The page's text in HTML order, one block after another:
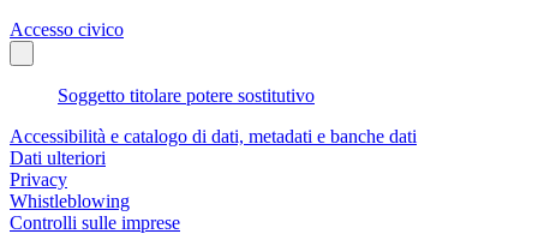
Accesso civico
Soggetto titolare potere sostitutivo
Accessibilità e catalogo di dati, metadati e banche dati
Dati ulteriori
Privacy
Whistleblowing
Controlli sulle imprese